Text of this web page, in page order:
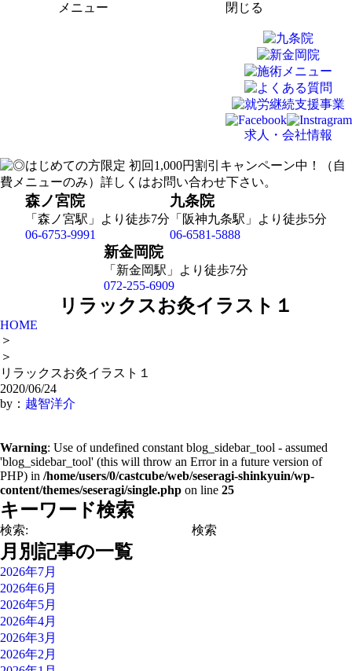
メニュー 閉じる
求人・会社情報
森ノ宮院
「森ノ宮駅」より徒歩7分
06-6753-9991
九条院
「阪神九条駅」より徒歩5分
06-6581-5888
新金岡院
「新金岡駅」より徒歩7分
072-255-6909
リラックスお灸イラスト１
HOME
＞
＞
リラックスお灸イラスト１
2020/06/24
by： 越智洋介
Warning: Use of undefined constant blog_sidebar_tool - assumed
'blog_sidebar_tool' (this will throw an Error in a future version of
PHP) in /home/users/0/castcube/web/seseragi-shinkyuin/wp-
content/themes/seseragi/single.php on line 25
キーワード検索
検索:
月別記事の一覧
2026年7月
2026年6月
2026年5月
2026年4月
2026年3月
2026年2月